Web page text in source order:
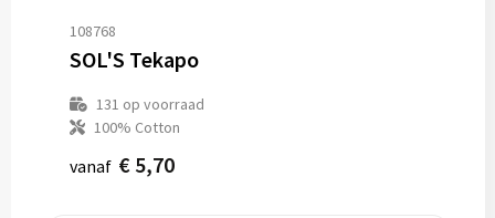
108768
SOL'S Tekapo
131 op voorraad
100% Cotton
vanaf € 5,70